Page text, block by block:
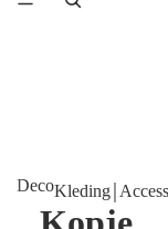
DecoKleding￨